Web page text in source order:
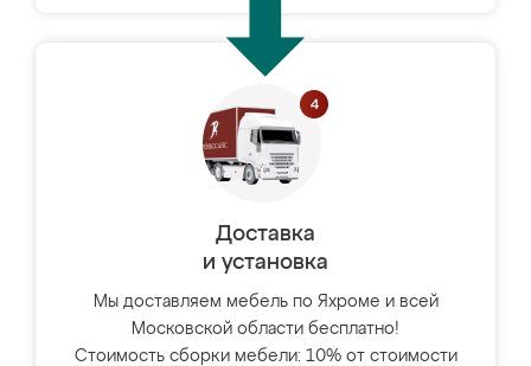
Доставка
и установка
Мы доставляем мебель по Яхроме и всей
Московской области бесплатно!
Стоимость сборки мебели: 10% от стоимости